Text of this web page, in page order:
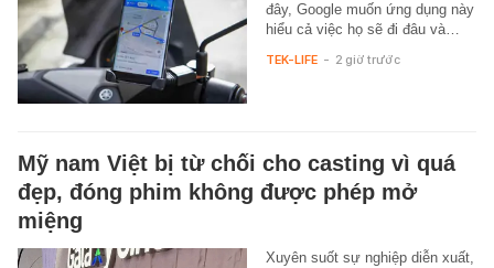
đây, Google muốn ứng dụng này
hiểu cả việc họ sẽ đi đâu và…
TEK-LIFE - 2 giờ trước
Mỹ nam Việt bị từ chối cho casting vì quá
đẹp, đóng phim không được phép mở
miệng
Xuyên suốt sự nghiệp diễn xuất,